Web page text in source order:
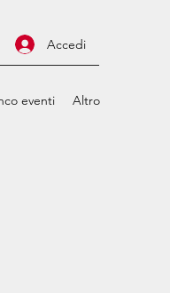
Accedi
eventi Altro